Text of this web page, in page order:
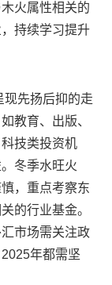
火属性相关的
持续学习提升
现先扬后抑的走
教育、出版、
技类投资机
冬季水旺火
，重点考察东
的行业基金。
市场需关注政
年都需坚